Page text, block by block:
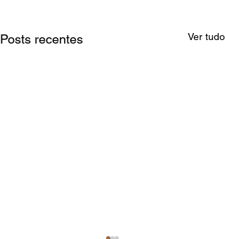
Posts recentes Ver tudo